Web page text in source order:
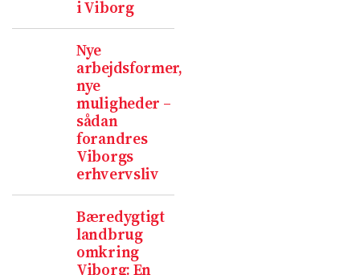
i Viborg
Nye
arbejdsformer,
nye
muligheder –
sådan
forandres
Viborgs
erhvervsliv
Bæredygtigt
landbrug
omkring
Viborg: En